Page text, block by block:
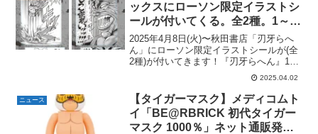
ックスにローソン限定イラストシ
ールが付いてくる。全2種。1～4
巻 2025年4月8日(火)発売。
2025年4月8日(火)〜秋田書店「刃牙らへ
ん」にローソン限定イラストシールが(全
2種)が付いてきます！『刃牙らへん』1～
4巻4月8日(火)発売 ※首都圏基準(地区に
よって着荷日は異なります)※最新刊4巻
の発売にあわせて既刊1～3巻も納品い...
2025.04.02
ニュース
【タイガーマスク】メディコムト
イ「BE@RBRICK 初代タイガー
マスク 1000％」ネット通販発売